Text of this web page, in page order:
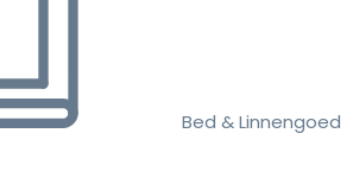
Bed & Linnengoed